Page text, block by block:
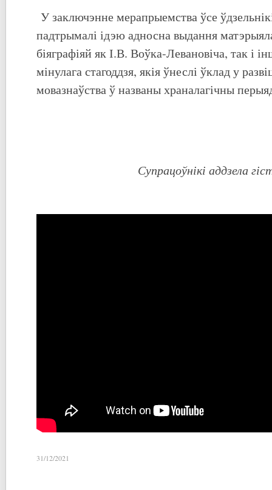
У заключэнне мерапрыемства ўсе
падтрымалі ідэю адносна выдання
біяграфіяй як І.В. Воўка-Левановіча, так і
мінулага стагоддзя, якія ўнеслі ўклад у
мовазнаўства ў названы храналагічны
Супрацоўнікі аддзела
31/12/2021